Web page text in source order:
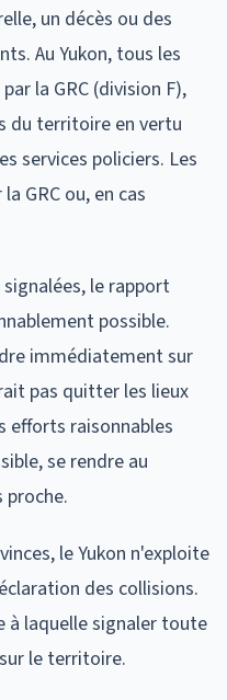
un décès ou des
Au Yukon, tous les
la GRC (division F),
du territoire en vertu
services policiers. Les
GRC ou, en cas
le rapport
possible.
immédiatement sur
pas quitter les lieux
efforts raisonnables
se rendre au
proche.
le Yukon n'exploite
des collisions.
à laquelle signaler toute
le territoire.